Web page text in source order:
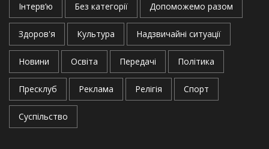
Інтерв’ю Без категорії Допоможемо разом
Здоров'я Культура Надзвичайні ситуації
Новини Освіта Передачі Політика
Пресклуб Реклама Релігія Спорт
Суспільство